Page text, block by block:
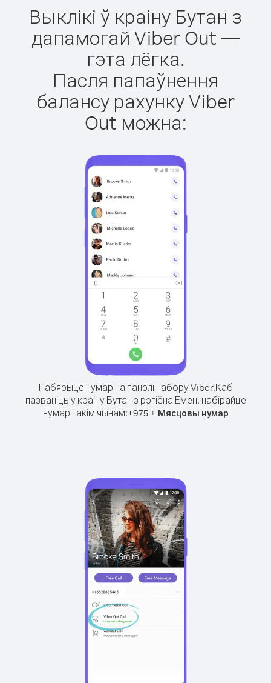
Выклікі ў краіну Бутан з
дапамогай Viber Out —
гэта лёгка.
Пасля папаўнення
балансу рахунку Viber
Out можна:
Набярыце нумар на панэлі набору Viber.Каб
пазваніць у краіну Бутан з рэгіёна Емен, набірайце
нумар такім чынам:+975+ Мясцовы нумар